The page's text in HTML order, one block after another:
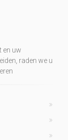
en uw
raden we u